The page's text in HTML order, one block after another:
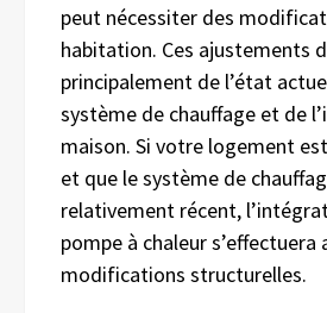
peut nécessiter des
habitation. Ces ajustements
principalement de l’état
système de chauffage et de
maison. Si votre logement
et que le système de
relativement récent,
pompe à chaleur s’effectuera
modifications structurelles.